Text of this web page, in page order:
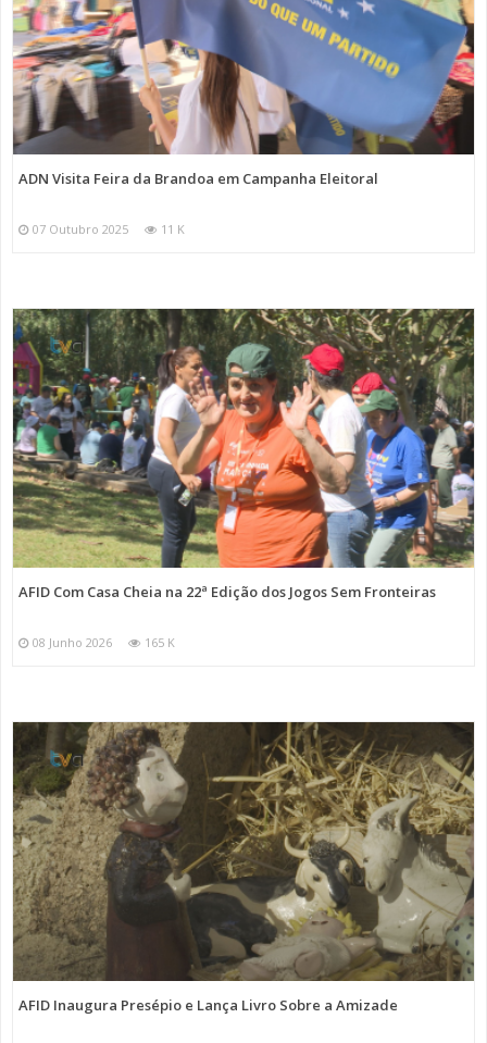
ADN Visita Feira da Brandoa em Campanha Eleitoral
07 Outubro 2025 11 K
AFID Com Casa Cheia na 22ª Edição dos Jogos Sem Fronteiras
08 Junho 2026 165 K
AFID Inaugura Presépio e Lança Livro Sobre a Amizade